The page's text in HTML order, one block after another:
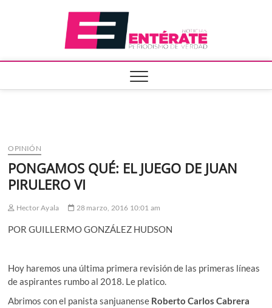
OPINIÓN
PONGAMOS QUÉ: EL JUEGO DE JUAN
PIRULERO VI
Hector Ayala 28 marzo, 2016 10:01 am
POR GUILLERMO GONZÁLEZ HUDSON
Hoy haremos una última primera revisión de las primeras líneas
de aspirantes rumbo al 2018. Le platico.
Abrimos con el panista sanjuanense Roberto Carlos Cabrera